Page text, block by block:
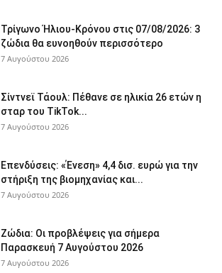
Τρίγωνο Ήλιου-Κρόνου στις 07/08/2026: 3
ζώδια θα ευνοηθούν περισσότερο
7 Αυγούστου 2026
Σίντνεϊ Τάουλ: Πέθανε σε ηλικία 26 ετών η
σταρ του TikTok...
7 Αυγούστου 2026
Επενδύσεις: «Ένεση» 4,4 δισ. ευρώ για την
στήριξη της βιομηχανίας και...
7 Αυγούστου 2026
Ζώδια: Οι προβλέψεις για σήμερα
Παρασκευή 7 Αυγούστου 2026
7 Αυγούστου 2026